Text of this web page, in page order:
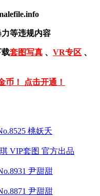
等违规内容
载套图写真 、 VR专区 、
币！ 点击开通！
桃妖夭
VIP套图 官方出品
尹甜甜
尹甜甜